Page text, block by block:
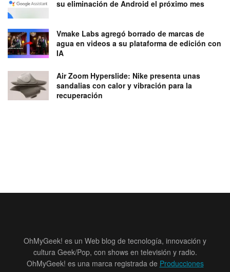
su eliminación de Android el próximo mes
Vmake Labs agregó borrado de marcas de
agua en videos a su plataforma de edición con
IA
Air Zoom Hyperslide: Nike presenta unas
sandalias con calor y vibración para la
recuperación
OhMyGeek! es un Web blog de tecnología, innovación y
cultura Geek/Pop, con shows en televisión y radio.
OhMyGeek! es una marca registrada de Producciones